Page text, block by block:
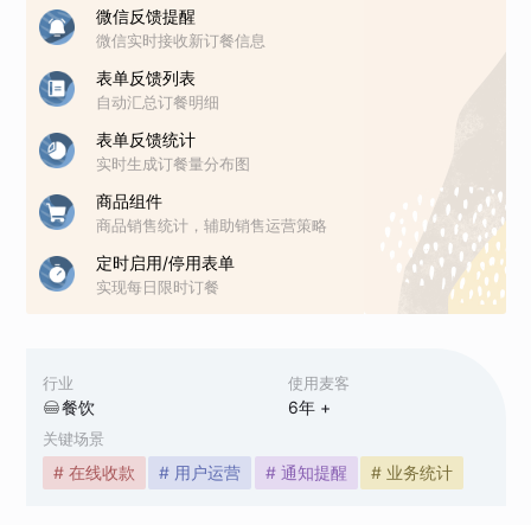
行业
餐饮
使用麦客
6年 +
关键场景
# 在线收款 # 用户运营 # 通知提醒 # 业务统计
微信反馈提醒
微信实时接收新订餐信息
表单反馈列表
自动汇总订餐明细
表单反馈统计
实时生成订餐量分布图
商品组件
商品销售统计，辅助销售运营策略
定时启用/停用表单
实现每日限时订餐